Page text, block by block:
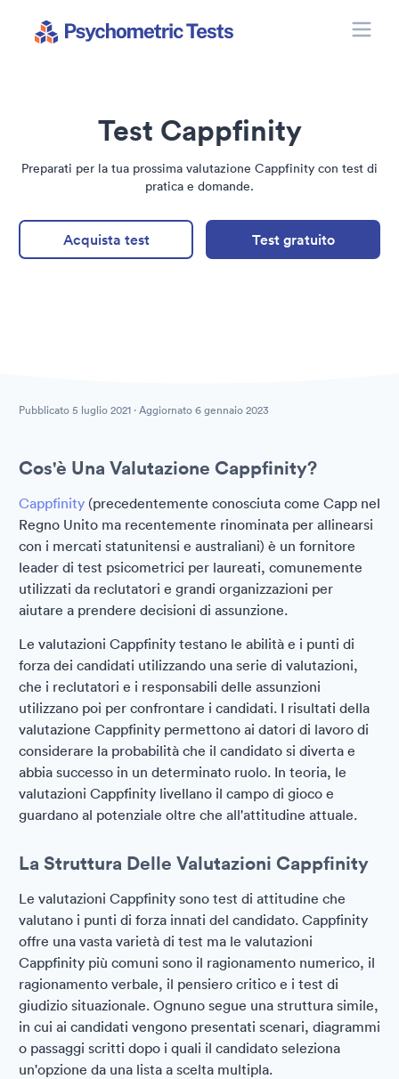
Test Cappfinity
Preparati per la tua prossima valutazione Cappfinity con test di
pratica e domande.
Acquista test Test gratuito
Pubblicato5 luglio 2021 · Aggiornato6 gennaio 2023
Cos'è Una Valutazione Cappfinity?
Cappfinity (precedentemente conosciuta come Capp nel
Regno Unito ma recentemente rinominata per allinearsi
con i mercati statunitensi e australiani) è un fornitore
leader di test psicometrici per laureati, comunemente
utilizzati da reclutatori e grandi organizzazioni per
aiutare a prendere decisioni di assunzione.
Le valutazioni Cappfinity testano le abilità e i punti di
forza dei candidati utilizzando una serie di valutazioni,
che i reclutatori e i responsabili delle assunzioni
utilizzano poi per confrontare i candidati. I risultati della
valutazione Cappfinity permettono ai datori di lavoro di
considerare la probabilità che il candidato si diverta e
abbia successo in un determinato ruolo. In teoria, le
valutazioni Cappfinity livellano il campo di gioco e
guardano al potenziale oltre che all'attitudine attuale.
La Struttura Delle Valutazioni Cappfinity
Le valutazioni Cappfinity sono test di attitudine che
valutano i punti di forza innati del candidato. Cappfinity
offre una vasta varietà di test ma le valutazioni
Cappfinity più comuni sono il ragionamento numerico, il
ragionamento verbale, il pensiero critico e i test di
giudizio situazionale. Ognuno segue una struttura simile,
in cui ai candidati vengono presentati scenari, diagrammi
o passaggi scritti dopo i quali il candidato seleziona
un'opzione da una lista a scelta multipla.